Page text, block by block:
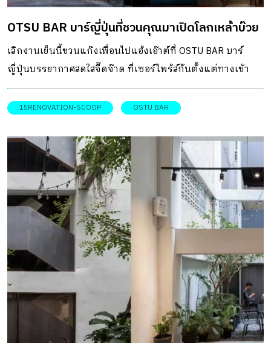
เฟอร์นิเจอร์นำเข้าจากต่างประเทศที่เคยใช้เพื่อการแต่งบ้าน
ของเจ้าของเอง ร่วมไปกับเฟอร์นิเจอร์แอนทีคที่คัดสรรมาโดย
เฉพาะ เพื่อให้เข้ากับบรรยากาศย้อนยุคของสถานที่พัก ด้านบน
เปิดเป็นห้องพักแบบส่วนตัวจำนวน 3 ห้อง ส่วนชั้นล่างสุดเปิด
เป็นที่นัดพบและสังสรรค์ของแขกผู้เข้าพัก และผู้มาเยือนซอย
ได้ย้อนเวลากลับไปสู่อดีตบนพื้นที่ใจกลางกรุง ที่ตั้ง 103 ซอย
นานา (เยาวราช) ถนนพระราม 4 กรุงเทพมหานคร โทร. 0-
2102-8856 www.fb.com/103BKK www.103.bkk.com เจ้าของ
: บริษัท […]
OTSU BAR บาร์ญี่ปุ่นที่ชวนคุณมาเปิดโลกเหล้าบ๊วย
เลิกงานเย็นนี้ชวนแก๊งเพื่อนไปแฮ้งเอ๊าต์ที่ OSTU BAR บาร์
ญี่ปุ่นบรรยากาศสดใสจี๊ดจ๊าด ที่เซอร์ไพร้ส์กันตั้งแต่ทางเข้า
ด้านหน้า ตลอดจนถึงพื้นที่ด้านใน กับการตกแต่งด้วยสีแดงยั่ว
ตา ก่อนพาคุณไปดื่มด่ำกับเครื่องดื่มสูตรพิเศษ มาปลดเปลื้อง
มาเปิดโลกเหล้าบ๊วย โดยชื่อร้าน OSTU BAR มาจากวลีในภาษา
ญี่ปุ่น “Otsukaresama” ที่แปลว่า “ขอบคุณที่ทำงานมาอย่าง
เหน็ดเหนื่อย” ไว้สำหรับกล่าวกับเพื่อนร่วมงานหลังจากทำงาน
กันอย่างเต็มที่มาตลอดทั้งวัน และเตรียมตัวออกไปดื่มสังสรรค์
ทั้งยังพ้องเสียงกับ Oyatsu หรือที่แปลว่า “ของทานเล่น” อีกด้วย
บาร์แห่งนี้เกิดจากการรีโนเวตทาวน์เฮ้าส์ที่เคยเป็นร้าน
ก๋วยเตี๋ยวขนาด 2 คูหา มาเป็นบาร์ขนาด 1 คูหา ในบรรยากาศที่
เข้าถึงง่ายและเป็นกันเอง เริ่มจากการปรับผังใหม่โดยการเพิ่ม
บันไดให้ดูเป็นพระเอกของร้าน ใช้แผ่นอะคลิริกสีแดงมากรุเป็น
ราวกันตก สร้างความโดดเด่นให้กับสเปซได้เป็นอย่างดี แล้ว
ออกแบบเคาน์เตอร์บาร์แบบหันหน้าทางเดียว เพื่อให้บาร์เท
15RENOVATION-SCOOP OSTU BAR